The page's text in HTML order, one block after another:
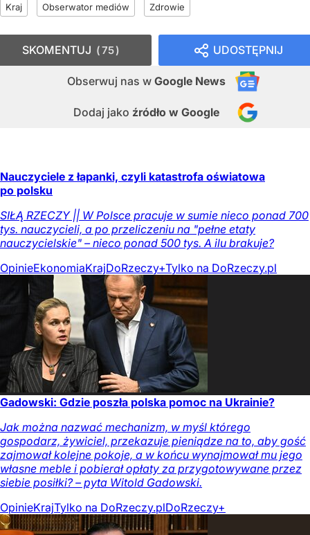
Kraj Obserwator mediów Zdrowie
UDOSTĘPNIJ
Obserwuj nas w Google News
Dodaj jako źródło w Google
SKOMENTUJ 75
Nauczyciele z łapanki, czyli katastrofa oświatowa
po polsku
SIŁĄ RZECZY || W Polsce pracuje w sumie nieco ponad 700
tys. nauczycieli, a po przeliczeniu na "pełne etaty
nauczycielskie" – nieco ponad 500 tys. A ilu brakuje?
OpinieEkonomiaKrajDoRzeczy+Tylko na DoRzeczy.pl
Gadowski: Gdzie poszła polska pomoc na Ukrainie?
Jak można nazwać mechanizm, w myśl którego
gospodarz, żywiciel, przekazuje pieniądze na to, aby gość
zajmował kolejne pokoje, a w końcu wynajmował mu jego
własne meble i pobierał opłaty za przygotowywane przez
siebie posiłki? – pyta Witold Gadowski.
OpinieKrajTylko na DoRzeczy.plDoRzeczy+